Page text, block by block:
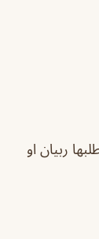
ربيان او